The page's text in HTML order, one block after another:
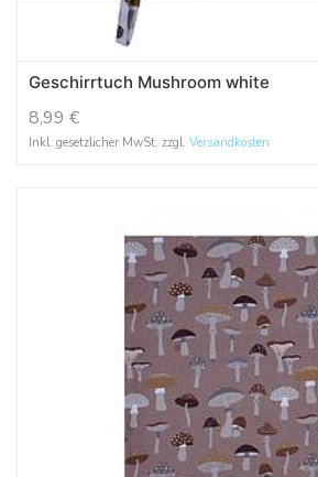
Geschirrtuch Mushroom white
8,99 €
Inkl. gesetzlicher MwSt. zzgl. Versandkosten